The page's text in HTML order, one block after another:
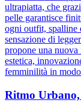
ultrapiatta, che
pelle garantisce
ogni outfit, spalline
sensazione di
propone una
estetica,
femminilità in
Ritmo Urbano,